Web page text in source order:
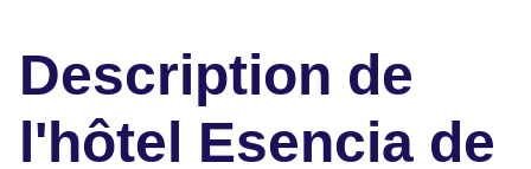
Description de
l'hôtel Esencia de